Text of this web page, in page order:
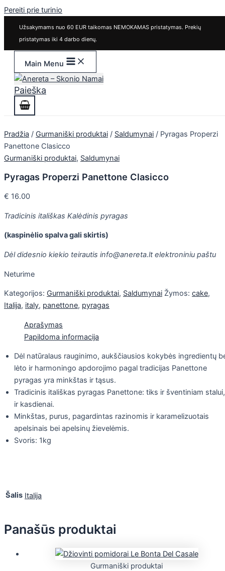
Pereiti prie turinio
Užsakymams nuo 60 EUR taikomas NEMOKAMAS pristatymas. Prekių
pristatymas iki 4 darbo dienų.
Main Menu
Paieška
Pradžia / Gurmaniški produktai / Saldumynai / Pyragas Properzi
Panettone Clasicco
Gurmaniški produktai, Saldumynai
Pyragas Properzi Panettone Clasicco
€ 16.00
Tradicinis itališkas Kalėdinis pyragas
(kaspinėlio spalva gali skirtis)
Dėl didesnio kiekio teirautis info@anereta.lt elektroniniu paštu
Neturime
Kategorijos: Gurmaniški produktai, Saldumynai Žymos: cake,
Italija, italy, panettone, pyragas
Aprašymas
Papildoma informacija
Dėl natūralaus rauginimo, aukščiausios kokybės ingredientų
lėto ir harmoningo apdorojimo pagal tradicijas Panettone
pyragas yra minkštas ir tąsus.
Tradicinis itališkas pyragas Panettone: tiks ir šventiniam stalui,
ir kasdienai.
Minkštas, purus, pagardintas razinomis ir karamelizuotais
apelsinais bei apelsinų žievelėmis.
Svoris: 1kg
Šalis Italija
Panašūs produktai
Gurmaniški produktai